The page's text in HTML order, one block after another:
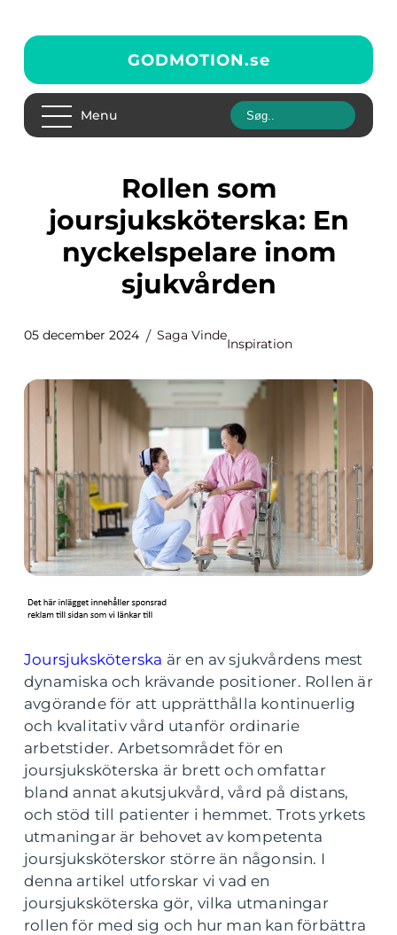
GODMOTION.se
Menu
Rollen som
joursjuksköterska: En
nyckelspelare inom
sjukvården
05 december 2024 Saga Vinde
Inspiration
Joursjuksköterska är en av sjukvårdens mest
dynamiska och krävande positioner. Rollen är
avgörande för att upprätthålla kontinuerlig
och kvalitativ vård utanför ordinarie
arbetstider. Arbetsområdet för en
joursjuksköterska är brett och omfattar
bland annat akutsjukvård, vård på distans,
och stöd till patienter i hemmet. Trots yrkets
utmaningar är behovet av kompetenta
joursjuksköterskor större än någonsin. I
denna artikel utforskar vi vad en
joursjuksköterska gör, vilka utmaningar
rollen för med sig och hur man kan förbättra